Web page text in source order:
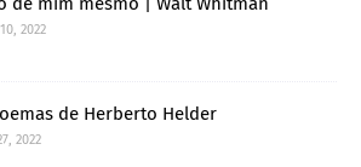
2022
de Herberto Helder
2022